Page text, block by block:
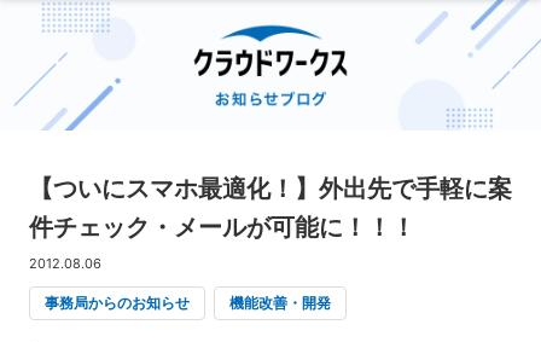
【ついにスマホ最適化！】外出先で手軽に案
件チェック・メールが可能に！！！
2012.08.06
事務局からのお知らせ 機能改善・開発